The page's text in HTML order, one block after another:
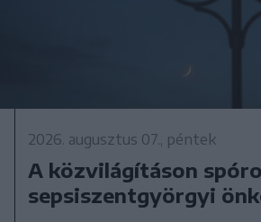
2026. augusztus 07., péntek
A közvilágításon
sepsiszentgyörgyi